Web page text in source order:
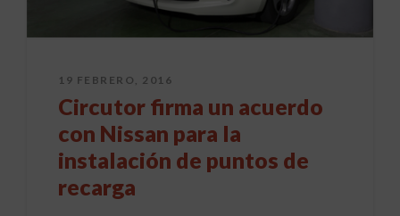
19 FEBRERO, 2016
Circutor firma un acuerdo
con Nissan para la
instalación de puntos de
recarga